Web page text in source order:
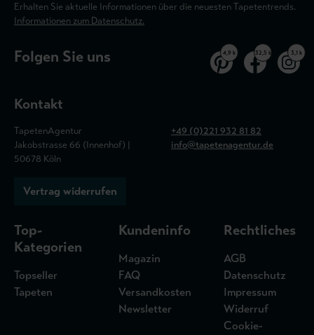
Erhalten Sie aktuelle Informationen über die neuesten Tapetentrends.
Informationen zum Datenschutz.
Folgen Sie uns 4,9 k 32,5 k 3,1 k
Kontakt
TapetenAgentur
Jakobstrasse 66 (Innenhof) |
50678 Köln
+49 (0)221 932 81 82
info@tapetenagentur.de
Vertrag widerrufen
Top-
Kategorien
Topseller
Tapeten
Kundeninfo
Magazin
FAQ
Versandkosten
Newsletter
Rechtliches
AGB
Datenschutz
Impressum
Widerruf
Cookie-